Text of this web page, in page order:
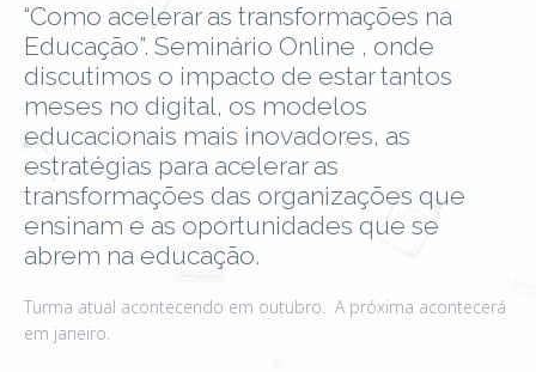
“Como acelerar as transformações na
Educação”. Seminário Online , onde
discutimos o impacto de estar tantos
meses no digital, os modelos
educacionais mais inovadores, as
estratégias para acelerar as
transformações das organizações que
ensinam e as oportunidades que se
abrem na educação.
Turma atual acontecendo em outubro. A próxima acontecerá
em janeiro.